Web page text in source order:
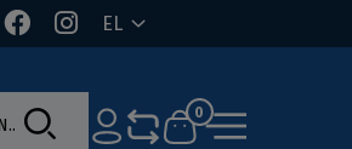
EL
0